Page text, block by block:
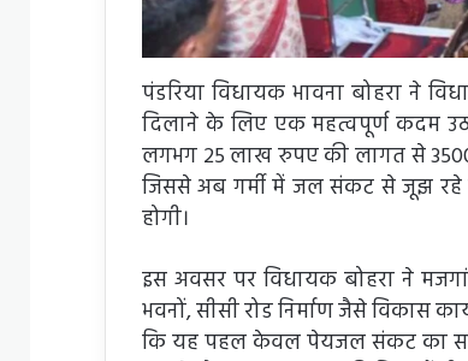
पंडरिया विधायक भावना बोहरा ने
दिलाने के लिए एक महत्वपूर्ण कदम
लगभग 25 लाख रुपए की लागत से 3500
जिससे अब गर्मी में जल संकट से जूझ रहे
होगी।
इस अवसर पर विधायक बोहरा ने
भवनों, सीसी रोड निर्माण जैसे विकास
कि यह पहल केवल पेयजल संकट का